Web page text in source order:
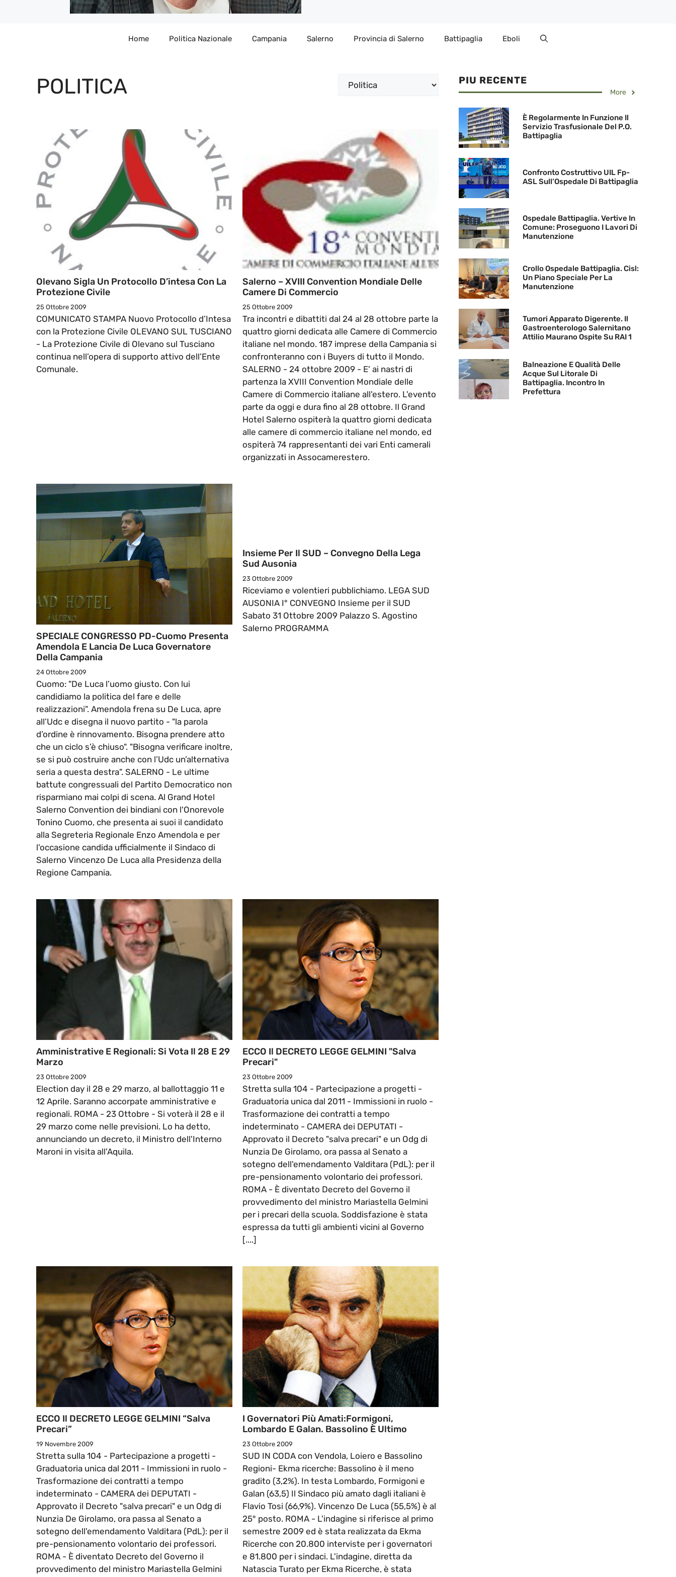
Home Politica Nazionale Campania Salerno Provincia di Salerno Battipaglia Eboli
POLITICA Categorie
Olevano Sigla Un Protocollo D’intesa Con La
Protezione Civile
25 Ottobre 2009
COMUNICATO STAMPA Nuovo Protocollo d’Intesa
con la Protezione Civile OLEVANO SUL TUSCIANO
- La Protezione Civile di Olevano sul Tusciano
continua nell’opera di supporto attivo dell’Ente
Comunale.
Salerno – XVIII Convention Mondiale Delle
Camere Di Commercio
25 Ottobre 2009
Tra incontri e dibattiti dal 24 al 28 ottobre parte la
quattro giorni dedicata alle Camere di Commercio
italiane nel mondo. 187 imprese della Campania si
confronteranno con i Buyers di tutto il Mondo.
SALERNO - 24 ottobre 2009 - E' ai nastri di
partenza la XVIII Convention Mondiale delle
Camere di Commercio italiane all'estero. L'evento
parte da oggi e dura fino al 28 ottobre. Il Grand
Hotel Salerno ospiterà la quattro giorni dedicata
alle camere di commercio italiane nel mondo, ed
ospiterà 74 rappresentanti dei vari Enti camerali
organizzati in Assocamerestero.
SPECIALE CONGRESSO PD-Cuomo Presenta
Amendola E Lancia De Luca Governatore
Della Campania
24 Ottobre 2009
Cuomo: "De Luca l’uomo giusto. Con lui
candidiamo la politica del fare e delle
realizzazioni". Amendola frena su De Luca, apre
all’Udc e disegna il nuovo partito - "la parola
d’ordine è rinnovamento. Bisogna prendere atto
che un ciclo s’è chiuso". "Bisogna verificare inoltre,
se si può costruire anche con l’Udc un’alternativa
seria a questa destra". SALERNO - Le ultime
battute congressuali del Partito Democratico non
risparmiano mai colpi di scena. Al Grand Hotel
Salerno Convention dei bindiani con l'Onorevole
Tonino Cuomo, che presenta ai suoi il candidato
alla Segreteria Regionale Enzo Amendola e per
l'occasione candida ufficialmente il Sindaco di
Salerno Vincenzo De Luca alla Presidenza della
Regione Campania.
Insieme Per Il SUD – Convegno Della Lega
Sud Ausonia
23 Ottobre 2009
Riceviamo e volentieri pubblichiamo. LEGA SUD
AUSONIA I° CONVEGNO Insieme per il SUD
Sabato 31 Ottobre 2009 Palazzo S. Agostino
Salerno PROGRAMMA
Amministrative E Regionali: Si Vota Il 28 E 29
Marzo
23 Ottobre 2009
Election day il 28 e 29 marzo, al ballottaggio 11 e
12 Aprile. Saranno accorpate amministrative e
regionali. ROMA - 23 Ottobre - Si voterà il 28 e il
29 marzo come nelle previsioni. Lo ha detto,
annunciando un decreto, il Ministro dell'Interno
Maroni in visita all'Aquila.
ECCO Il DECRETO LEGGE GELMINI "salva
Precari"
23 Ottobre 2009
Stretta sulla 104 - Partecipazione a progetti -
Graduatoria unica dal 2011 - Immissioni in ruolo -
Trasformazione dei contratti a tempo
indeterminato - CAMERA dei DEPUTATI -
Approvato il Decreto "salva precari" e un Odg di
Nunzia De Girolamo, ora passa al Senato a
sotegno dell'emendamento Valditara (PdL): per il
pre-pensionamento volontario dei professori.
ROMA - È diventato Decreto del Governo il
provvedimento del ministro Mariastella Gelmini
per i precari della scuola. Soddisfazione è stata
espressa da tutti gli ambienti vicini al Governo
[....]
ECCO Il DECRETO LEGGE GELMINI “salva
Precari”
19 Novembre 2009
Stretta sulla 104 - Partecipazione a progetti -
Graduatoria unica dal 2011 - Immissioni in ruolo -
Trasformazione dei contratti a tempo
indeterminato - CAMERA dei DEPUTATI -
Approvato il Decreto "salva precari" e un Odg di
Nunzia De Girolamo, ora passa al Senato a
sotegno dell'emendamento Valditara (PdL): per il
pre-pensionamento volontario dei professori.
ROMA - È diventato Decreto del Governo il
provvedimento del ministro Mariastella Gelmini
I Governatori Più Amati:Formigoni,
Lombardo E Galan. Bassolino È Ultimo
23 Ottobre 2009
SUD IN CODA con Vendola, Loiero e Bassolino
Regioni- Ekma ricerche: Bassolino è il meno
gradito (3,2%). In testa Lombardo, Formigoni e
Galan (63,5) Il Sindaco più amato dagli italiani è
Flavio Tosi (66,9%). Vincenzo De Luca (55,5%) è al
25° posto. ROMA - L'indagine si riferisce al primo
semestre 2009 ed è stata realizzata da Ekma
Ricerche con 20.800 interviste per i governatori
e 81.800 per i sindaci. L'indagine, diretta da
Natascia Turato per Ekma Ricerche, è stata
PIU RECENTE
More
È Regolarmente In Funzione Il
Servizio Trasfusionale Del P.O.
Battipaglia
Confronto Costruttivo UIL Fp-
ASL Sull’Ospedale Di Battipaglia
Ospedale Battipaglia. Vertive In
Comune: Proseguono I Lavori Di
Manutenzione
Crollo Ospedale Battipaglia. Cisl:
Un Piano Speciale Per La
Manutenzione
Tumori Apparato Digerente. Il
Gastroenterologo Salernitano
Attilio Maurano Ospite Su RAI 1
Balneazione E Qualità Delle
Acque Sul Litorale Di
Battipaglia. Incontro In
Prefettura